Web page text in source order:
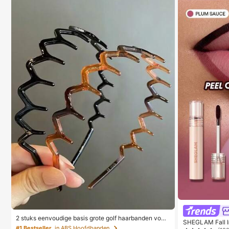
2 stuks eenvoudige basis grote golf haarbanden voor
dames, make-up haarbanden, plastic haarbanden, vo
SHEGLAM Fall